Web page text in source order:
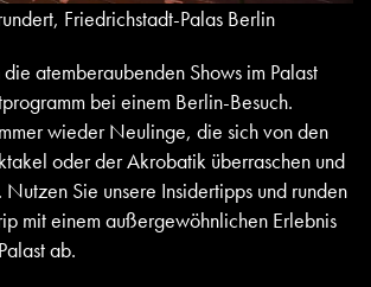
Friedrichstadt-Palas Berlin
atemberaubenden Shows im Palast
bei einem Berlin-Besuch.
wieder Neulinge, die sich von den
oder der Akrobatik überraschen und
Nutzen Sie unsere Insidertipps und runden
mit einem außergewöhnlichen Erlebnis
ab.